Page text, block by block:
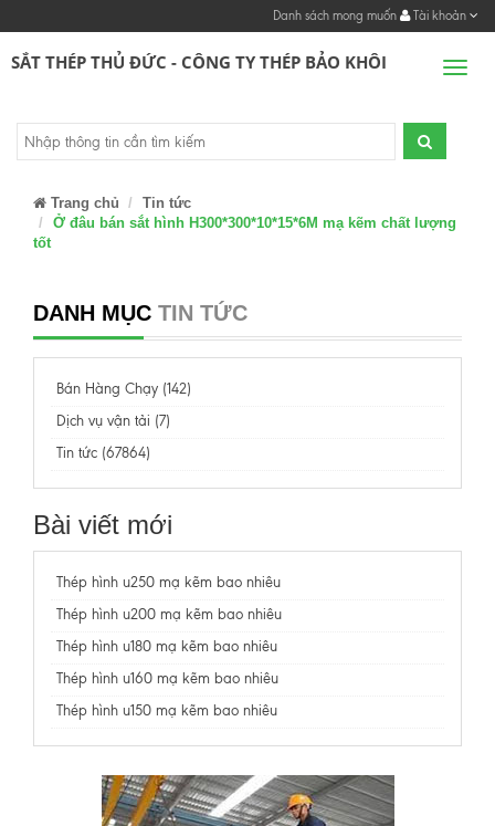
Danh sách mong muốn Tài khoản
SẮT THÉP THỦ ĐỨC - CÔNG TY THÉP BẢO KHÔI
Trang chủ
Tin tức
Ở đâu bán sắt hình H300*300*10*15*6M mạ kẽm chất lượng
tốt
DANH MỤC TIN TỨC
Bán Hàng Chạy (142)
Dịch vụ vận tải (7)
Tin tức (67864)
Bài viết mới
Thép hình u250 mạ kẽm bao nhiêu
Thép hình u200 mạ kẽm bao nhiêu
Thép hình u180 mạ kẽm bao nhiêu
Thép hình u160 mạ kẽm bao nhiêu
Thép hình u150 mạ kẽm bao nhiêu